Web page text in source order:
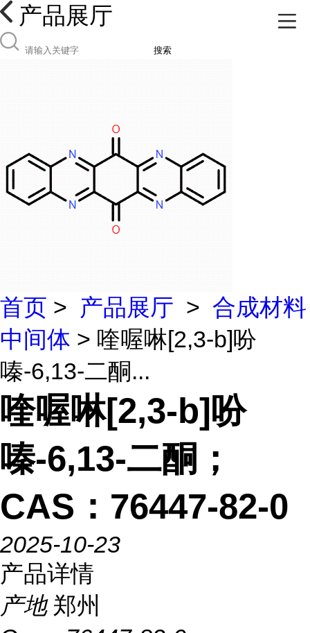
产品展厅
搜索
首页 > 产品展厅 > 合成材料
中间体 > 喹喔啉[2,3-b]吩
嗪-6,13-二酮...
喹喔啉[2,3-b]吩
嗪-6,13-二酮；
CAS：76447-82-0
2025-10-23
产品详情
产地 郑州